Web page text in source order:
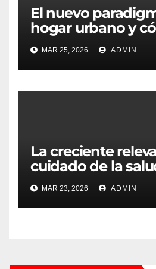
El nuevo
hogar urbano y
personalización
bienestar en las
ciudades
MAR 25, 2026 ADMIN
La creciente
cuidado de la
la Costa del Sol y la
normalización de
MAR 23, 2026 ADMIN